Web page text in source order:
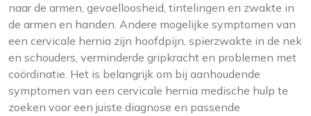
naar de armen, gevoelloosheid, tintelingen en zwakte in
de armen en handen. Andere mogelijke symptomen van
een cervicale hernia zijn hoofdpijn, spierzwakte in de nek
en schouders, verminderde gripkracht en problemen met
coördinatie. Het is belangrijk om bij aanhoudende
symptomen van een cervicale hernia medische hulp te
zoeken voor een juiste diagnose en passende